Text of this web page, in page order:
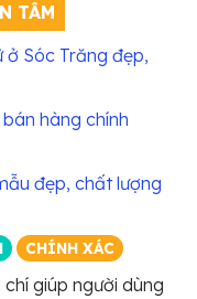
TÂM
ở Sóc Trăng đẹp,
hàng chính
đẹp, chất lượng
CHÍNH XÁC
giúp người dùng